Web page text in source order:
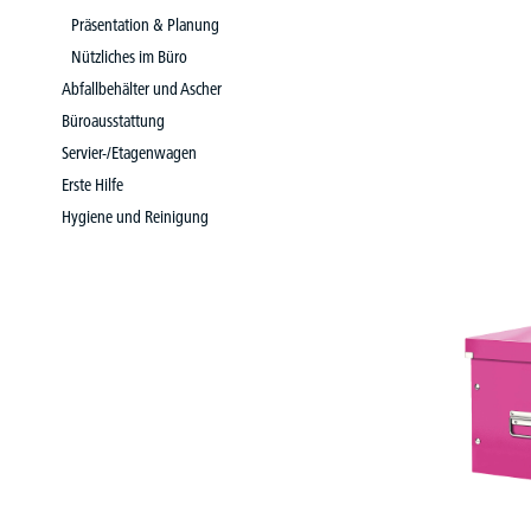
Präsentation & Planung
Nützliches im Büro
Abfallbehälter und Ascher
Büroausstattung
Servier-/Etagenwagen
Erste Hilfe
Hygiene und Reinigung